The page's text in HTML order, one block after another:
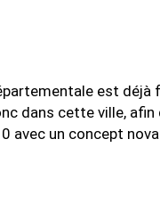
est
dans cette ville,
avec un concept